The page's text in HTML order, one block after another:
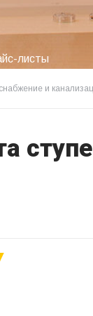
листы
и